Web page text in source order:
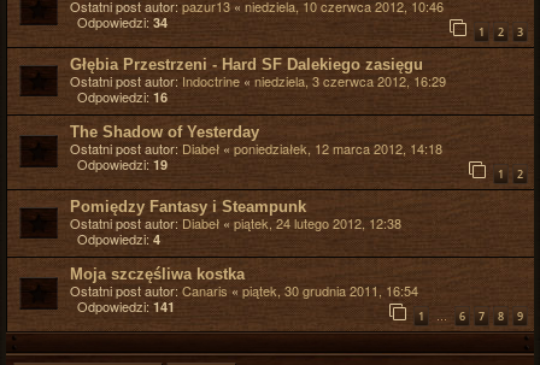
Ostatni post autor: pazur13 «niedziela, 10 czerwca 2012, 10:46
Odpowiedzi: 34
1 2 3
Głębia Przestrzeni - Hard SF Dalekiego zasięgu
Ostatni post autor: Indoctrine « niedziela, 3 czerwca 2012, 16:29
Odpowiedzi: 16
The Shadow of Yesterday
Ostatni post autor: Diabeł « poniedziałek, 12 marca 2012, 14:18
Odpowiedzi: 19
1 2
Pomiędzy Fantasy i Steampunk
Ostatni post autor: Diabeł « piątek, 24 lutego 2012, 12:38
Odpowiedzi: 4
Moja szczęśliwa kostka
Ostatni post autor: Canaris « piątek, 30 grudnia 2011, 16:54
Odpowiedzi: 141
1 … 6 7 8 9